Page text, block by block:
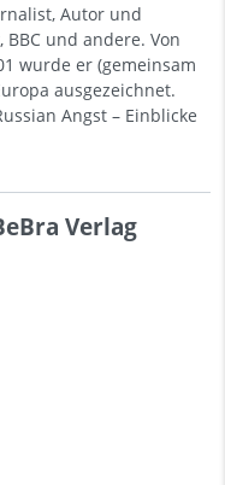
Autor und
und andere. Von
wurde er (gemeinsam
ausgezeichnet.
Angst – Einblicke
Verlag